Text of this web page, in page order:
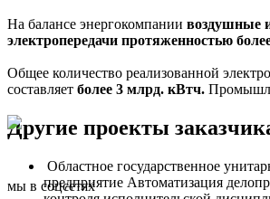
На балансе энергокомпании воздушные
электропередачи протяженностью
Общее количество реализованной
составляет более 3 млрд. кВтч.
Другие проекты
Областное государственное
предприятие Автоматизация
мы в соцсетях